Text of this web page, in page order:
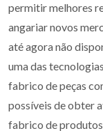
permitir melhores
angariar novos
até agora não
uma das
fabrico de peças
possíveis de obter
fabrico de